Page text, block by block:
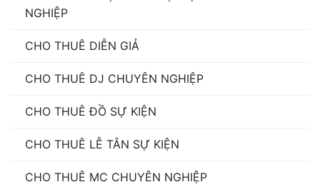
NGHIỆP
CHO THUÊ DIỄN GIẢ
CHO THUÊ DJ CHUYÊN NGHIỆP
CHO THUÊ ĐỒ SỰ KIỆN
CHO THUÊ LỄ TÂN SỰ KIỆN
CHO THUÊ MC CHUYÊN NGHIỆP